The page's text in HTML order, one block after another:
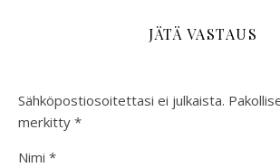
JÄTÄ VASTAUS
Sähköpostiosoitettasi ei julkaista.
merkitty *
Nimi *